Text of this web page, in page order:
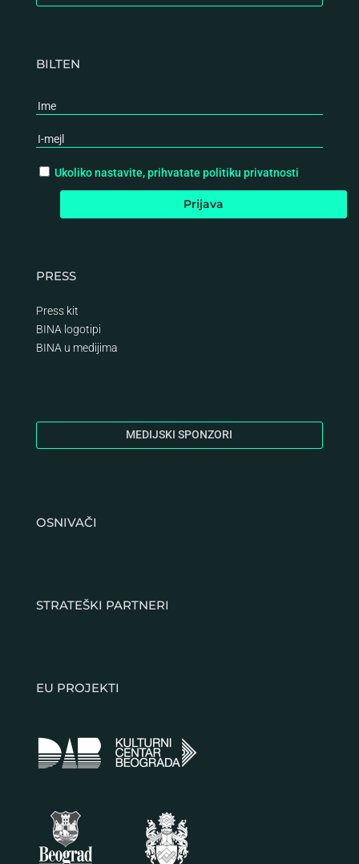
BILTEN
Ukoliko nastavite, prihvatate politiku privatnosti
PRESS
Press kit
BINA logotipi
BINA u medijima
MEDIJSKI SPONZORI
OSNIVAČI
STRATEŠKI PARTNERI
EU PROJEKTI